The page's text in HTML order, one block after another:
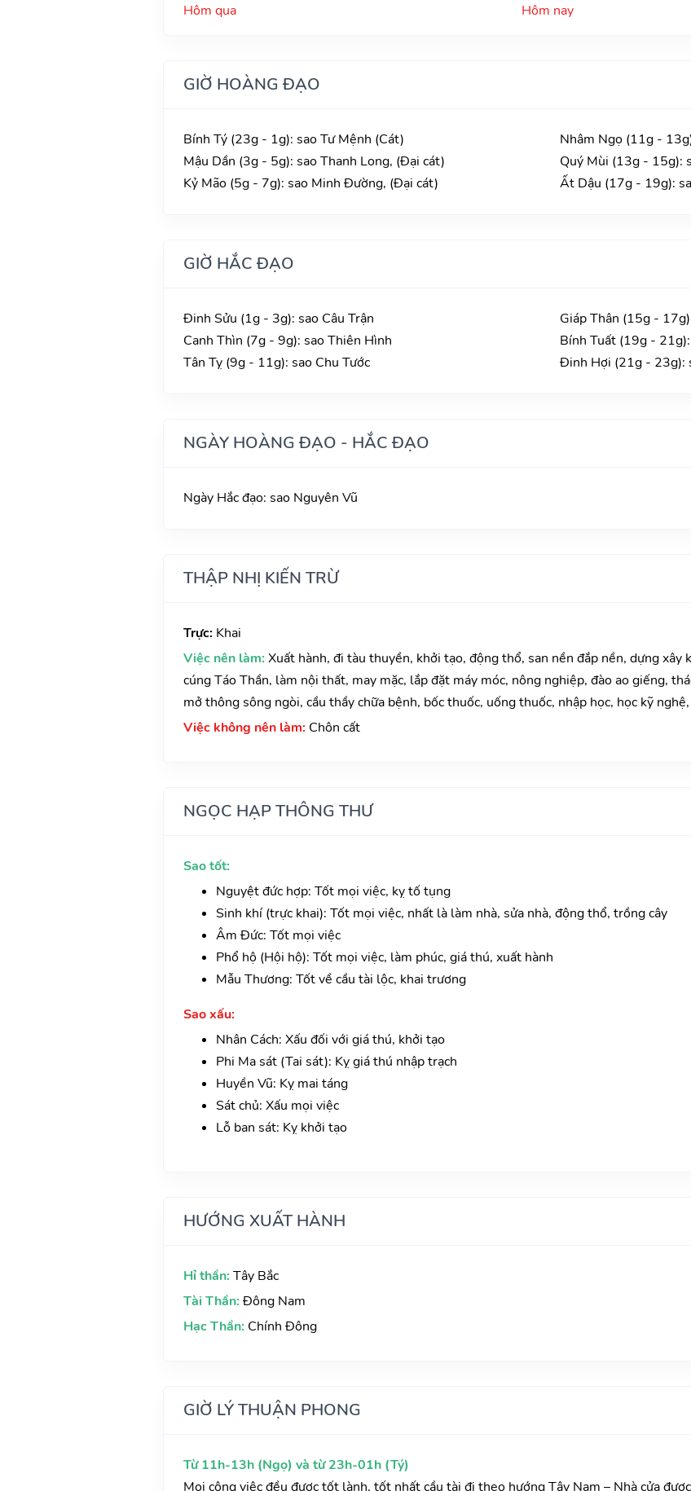
Hôm qua Hôm nay
GIỜ HOÀNG ĐẠO
Bính Tý (23g - 1g): sao Tư Mệnh (Cát)
Mậu Dần (3g - 5g): sao Thanh Long, (Đại cát)
Kỷ Mão (5g - 7g): sao Minh Đường, (Đại cát)
Nhâm Ngọ (11g -
Quý Mùi (13g - 15g):
Ất Dậu (17g - 19g):
GIỜ HẮC ĐẠO
Đinh Sửu (1g - 3g): sao Câu Trận
Canh Thìn (7g - 9g): sao Thiên Hình
Tân Tỵ (9g - 11g): sao Chu Tước
Giáp Thân (15g -
Bính Tuất (19g -
Đinh Hợi (21g - 23g):
NGÀY HOÀNG ĐẠO - HẮC ĐẠO
Ngày Hắc đạo: sao Nguyên Vũ
THẬP NHỊ KIẾN TRỪ
Trực: Khai
Việc nên làm: Xuất hành, đi tàu thuyền, khởi tạo, động thổ, san nền đắp nền, dựng xây
cúng Táo Thần, làm nội thất, may mặc, lắp đặt máy móc, nông nghiệp, đào ao giếng,
mở thông sông ngòi, cầu thầy chữa bệnh, bốc thuốc, uống thuốc, nhập học, học kỹ
Việc không nên làm: Chôn cất
NGỌC HẠP THÔNG THƯ
Sao tốt:
Nguyệt đức hợp: Tốt mọi việc, kỵ tố tụng
Sinh khí (trực khai): Tốt mọi việc, nhất là làm nhà, sửa nhà, động thổ, trồng cây
Âm Đức: Tốt mọi việc
Phổ hộ (Hội hộ): Tốt mọi việc, làm phúc, giá thú, xuất hành
Mẫu Thương: Tốt về cầu tài lộc, khai trương
Sao xấu:
Nhân Cách: Xấu đối với giá thú, khởi tạo
Phi Ma sát (Tai sát): Kỵ giá thú nhập trạch
Huyền Vũ: Kỵ mai táng
Sát chủ: Xấu mọi việc
Lỗ ban sát: Kỵ khởi tạo
HƯỚNG XUẤT HÀNH
Hỉ thần: Tây Bắc
Tài Thần: Đông Nam
Hạc Thần: Chính Đông
GIỜ LÝ THUẬN PHONG
Từ 11h-13h (Ngọ) và từ 23h-01h (Tý)
Mọi công việc đều được tốt lành, tốt nhất cầu tài đi theo hướng Tây Nam – Nhà cửa